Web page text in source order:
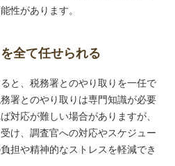
性があります。
全て任せられる
と、税務署とのやり取りを一任で
署とのやり取りは専門知識が必要
対応が難しい場合がありますが、
け、調査官への対応やスケジュー
担や精神的なストレスを軽減でき